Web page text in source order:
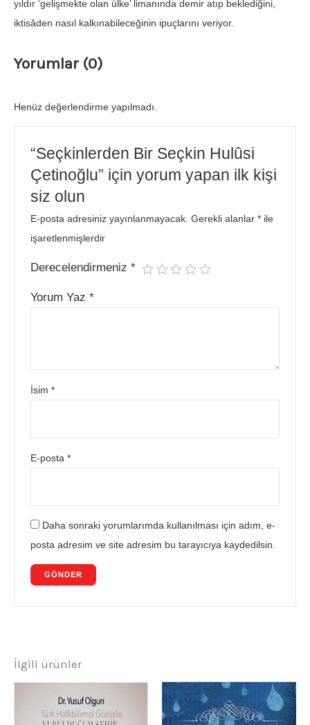
yıldır ‘gelişmekte olan ülke’ limanında demir atıp beklediğini,
iktisâden nasıl kalkınabileceğinin ipuçlarını veriyor.
Yorumlar (0)
Henüz değerlendirme yapılmadı.
“Seçkinlerden Bir Seçkin Hulûsi
Çetinoğlu” için yorum yapan ilk kişi
siz olun
E-posta adresiniz yayınlanmayacak. Gerekli alanlar* ile
işaretlenmişlerdir
Derecelendirmeniz*
Yorum Yaz*
İsim*
E-posta*
Daha sonraki yorumlarımda kullanılması için adım, e-
posta adresim ve site adresim bu tarayıcıya kaydedilsin.
İlgili ürünler